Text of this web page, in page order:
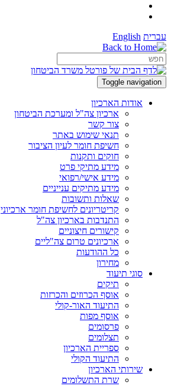
עברית English
Toggle navigation
אודות הארכיון
ארכיון צה"ל ומערכת הביטחון
צור קשר
תנאי שימוש באתר
חשיפת חומר לעיון הציבור
חוקים ותקנות
מידע מתיקי פרט
מידע אישי/רפואי
מידע מתיקים ענייניים
שאלות ותשובות
קריטריונים לחשיפת חומר ארכיוני
התנדבות בארכיון צה"ל
קישורים חיצוניים
ארכיונים טרום צה"ליים
כל ההודעות
מחירון
סוגי תיעוד
תיקים
אוסף הכרוזים והכרזות
התיעוד האור-קולי
אוסף מפות
פרסומים
תצלומים
ספריית הארכיון
התיעוד הקולי
שירותי הארכיון
שרת התשלומים